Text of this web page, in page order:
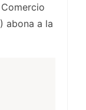
abona a la